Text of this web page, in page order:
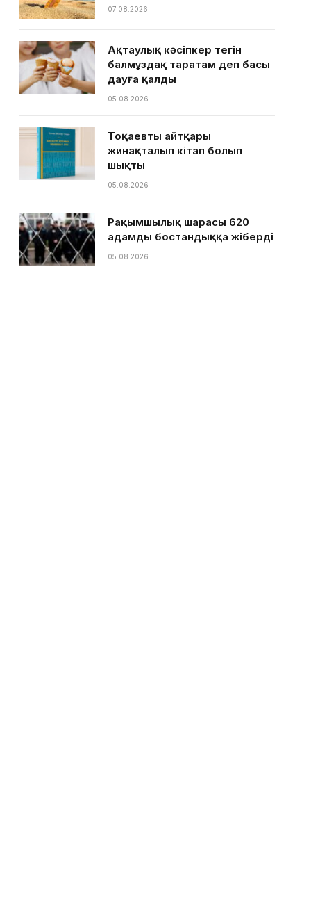
07.08.2026
Ақтаулық кәсіпкер тегін
балмұздақ таратам деп басы
дауға қалды
05.08.2026
Тоқаевтың айтқары
жинақталып кітап болып
шықты
05.08.2026
Рақымшылық шарасы 620
адамды бостандыққа жіберді
05.08.2026